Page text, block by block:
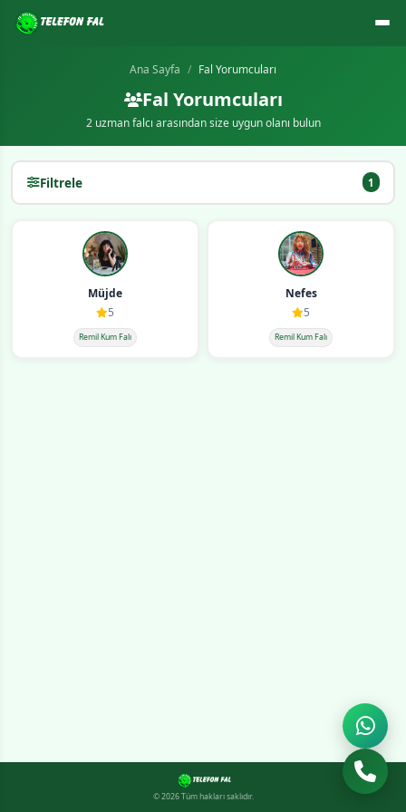
Ana Sayfa Fal Yorumcuları
Fal Yorumcuları
2 uzman falcı arasından size uygun olanı bulun
Filtrele 1
Müjde
5
Remil Kum Falı
Nefes
5
Remil Kum Falı
© 2026 Tüm hakları saklıdır.